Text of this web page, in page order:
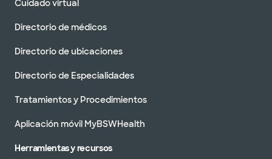
Cuidado virtual
Directorio de médicos
Directorio de ubicaciones
Directorio de Especialidades
Tratamientos y Procedimientos
Aplicación móvil MyBSWHealth
Herramientas y recursos